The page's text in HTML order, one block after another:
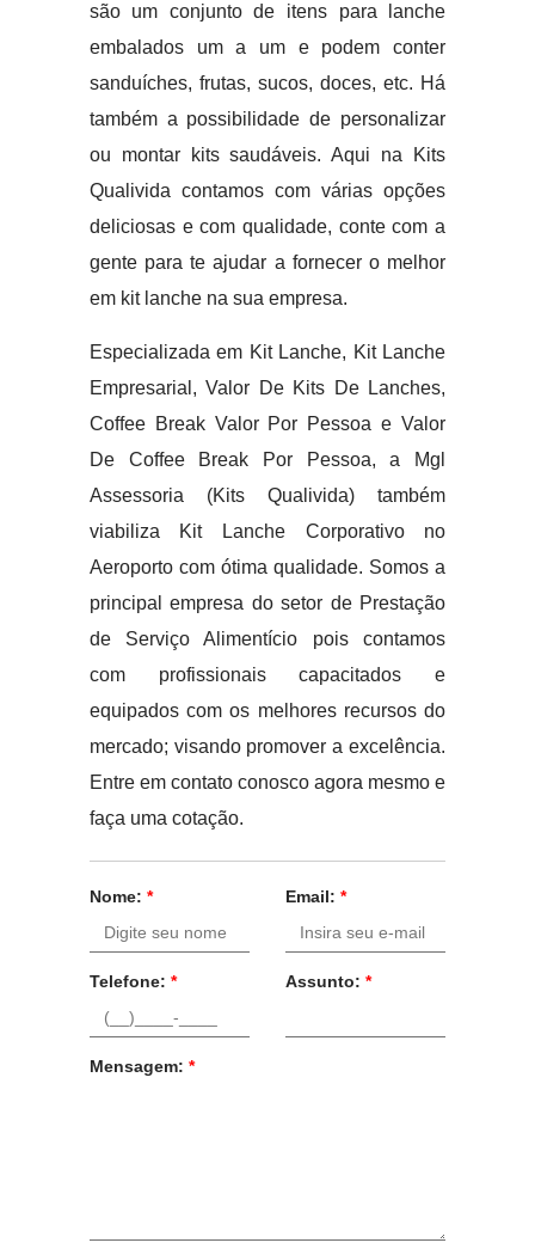
são um conjunto de itens para lanche
embalados um a um e podem conter
sanduíches, frutas, sucos, doces, etc. Há
também a possibilidade de personalizar
ou montar kits saudáveis. Aqui na Kits
Qualivida contamos com várias opções
deliciosas e com qualidade, conte com a
gente para te ajudar a fornecer o melhor
em kit lanche na sua empresa.
Especializada em Kit Lanche, Kit Lanche
Empresarial, Valor De Kits De Lanches,
Coffee Break Valor Por Pessoa e Valor
De Coffee Break Por Pessoa, a Mgl
Assessoria (Kits Qualivida) também
viabiliza Kit Lanche Corporativo no
Aeroporto com ótima qualidade. Somos a
principal empresa do setor de Prestação
de Serviço Alimentício pois contamos
com profissionais capacitados e
equipados com os melhores recursos do
mercado; visando promover a excelência.
Entre em contato conosco agora mesmo e
faça uma cotação.
Nome: * Email: *
Telefone: * Assunto: *
Mensagem: *